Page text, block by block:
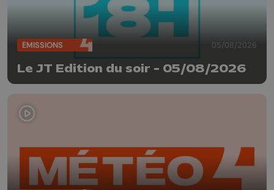
ÉMISSIONS 05/08/2026
Le JT Edition du soir - 05/08/2026